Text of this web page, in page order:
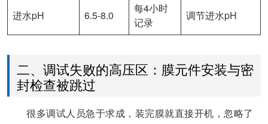
进水pH 6.5-8.0
每4小时
记录
调节进水pH
二、调试失败的高压区：膜元件安装与密
封检查被跳过
很多调试人员急于求成，装完膜就直接开机，忽略了